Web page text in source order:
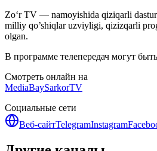
Zo‘r TV — namoyishida qiziqarli
milliy qo’shiqlar uzviyligi, qizizqarli
olgan.
В программе телепередач могут
Смотреть онлайн на
MediaBaySarkorTV
Социальные сети
Веб-сайтTelegramInstagram